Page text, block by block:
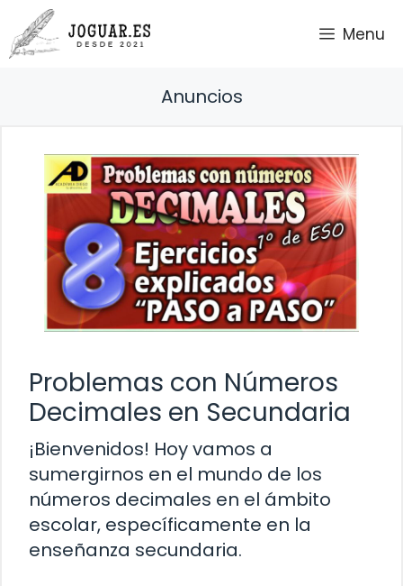
Saltar
al
contenido
Menu
Anuncios
Problemas con Números
Decimales en Secundaria
¡Bienvenidos! Hoy vamos a
sumergirnos en el mundo de los
números decimales en el ámbito
escolar, específicamente en la
enseñanza secundaria.